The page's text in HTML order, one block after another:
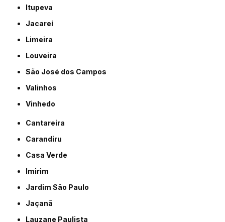
Itupeva
Jacareí
Limeira
Louveira
São José dos Campos
Valinhos
Vinhedo
Cantareira
Carandiru
Casa Verde
Imirim
Jardim São Paulo
Jaçanã
Lauzane Paulista